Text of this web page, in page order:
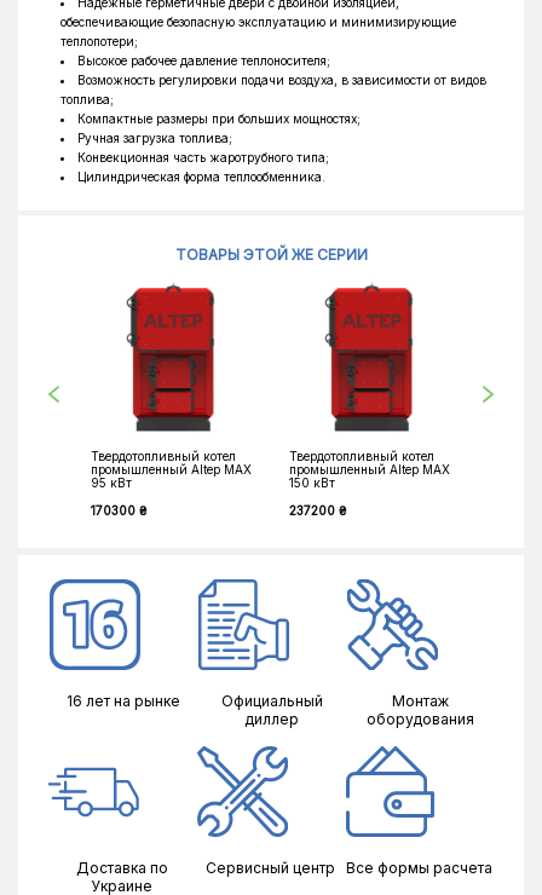
обеспечивающие безопасную эксплуатацию и минимизирующие
теплопотери;
Высокое рабочее давление теплоносителя;
Возможность регулировки подачи воздуха, в зависимости от видов
топлива;
Компактные размеры при больших мощностях;
Ручная загрузка топлива;
Конвекционная часть жаротрубного типа;
Цилиндрическая форма теплообменника.
ТОВАРЫ ЭТОЙ ЖЕ СЕРИИ
Твердотопливный котел
промышленный Altep MAX
95 кВт
170300 ₴
Твердотопливный котел
промышленный Altep MAX
150 кВт
237200 ₴
16 лет на рынке
Официальный
диллер
Монтаж
оборудования
Доставка по
Украине
Сервисный центр Все формы расчета